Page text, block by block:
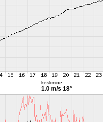
keskmine
1.0 m/s 18°